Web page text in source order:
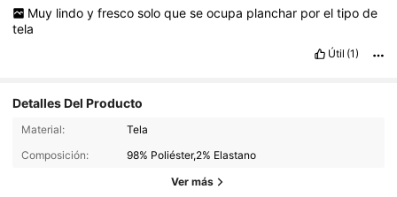
Muy lindo y fresco solo que se ocupa planchar por el tipo de
tela
Útil (1)
Detalles Del Producto
Material:
Tela
Composición:
98% Poliéster,2% Elastano
Ver más
1.7M Seguidores
1.7M Seguidores
1.7M Seguidores